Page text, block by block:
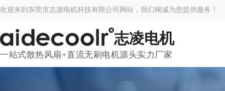
欢迎来到东莞市志凌电机科技有限公司网站，我们竭诚为您提供服务！
志凌电机
一站式散热风扇+直流无刷电机源头实力厂家